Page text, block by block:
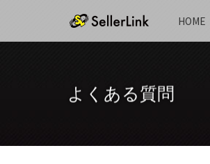
HOME
よくある質問